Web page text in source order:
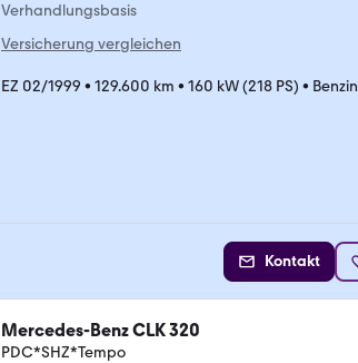
Verhandlungsbasis
Versicherung vergleichen
EZ 02/1999 • 129.600 km • 160 kW (218 PS) • Benzin
Kontakt
Mercedes-Benz CLK 320
PDC*SHZ*Tempo